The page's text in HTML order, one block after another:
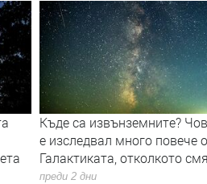
Къде са извънземните?
е изследвал много повече
Галактиката, отколкото
преди 2 дни